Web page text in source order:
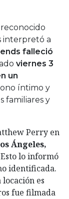
interpretó a
falleció
viernes 3
un
íntimo y
familiares y
Perry en
Ángeles,
Esto lo informó
identificada.
es
fue filmada